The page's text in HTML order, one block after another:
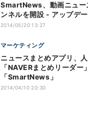
SmartNews、動画ニュー
ンネルを開設 - アップデ
2014/05/20 13:27
マーケティング
ニュースまとめアプリ、
「NAVERまとめリーダー
「SmartNews」
2014/04/10 20:30